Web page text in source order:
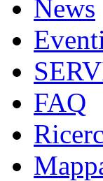
News
FAQ